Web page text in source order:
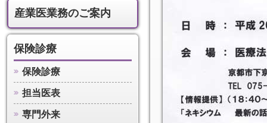
産業医業務のご案内
保険診療
保険診療
担当医表
専門外来